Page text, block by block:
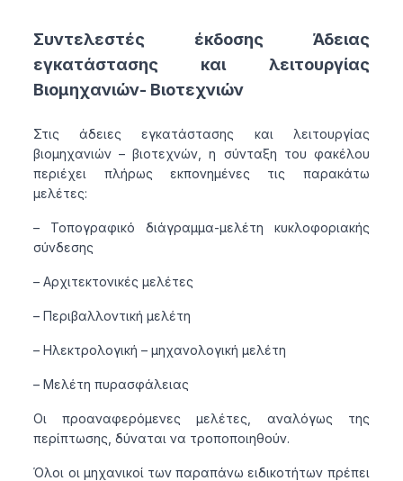
Συντελεστές έκδοσης Άδειας
εγκατάστασης και λειτουργίας
Βιομηχανιών- Βιοτεχνιών
Στις άδειες εγκατάστασης και λειτουργίας
βιομηχανιών – βιοτεχνών, η σύνταξη του φακέλου
περιέχει πλήρως εκπονημένες τις παρακάτω
μελέτες:
– Τοπογραφικό διάγραμμα-μελέτη κυκλοφοριακής
σύνδεσης
– Αρχιτεκτονικές μελέτες
– Περιβαλλοντική μελέτη
– Ηλεκτρολογική – μηχανολογική μελέτη
– Μελέτη πυρασφάλειας
Οι προαναφερόμενες μελέτες, αναλόγως της
περίπτωσης, δύναται να τροποποιηθούν.
Όλοι οι μηχανικοί των παραπάνω ειδικοτήτων πρέπει